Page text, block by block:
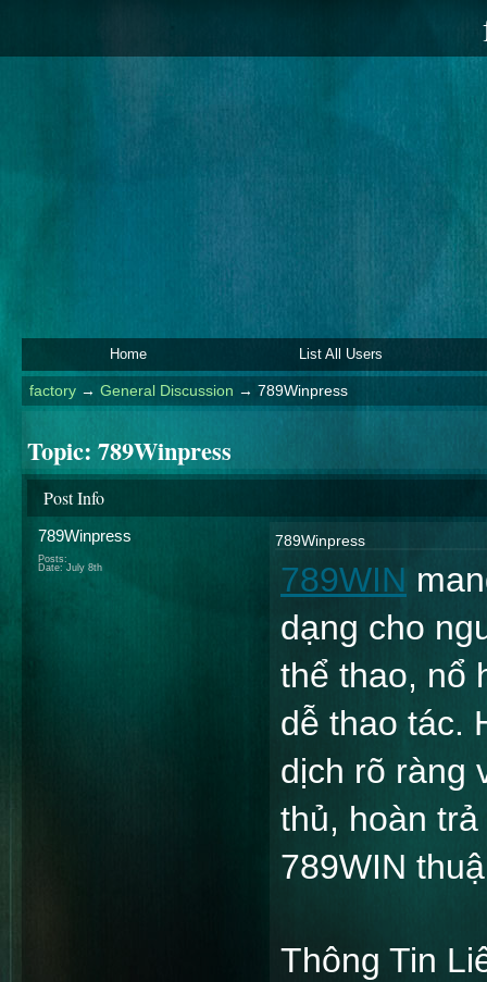
Home List All Users
factory→ General Discussion → 789Winpress
Topic: 789Winpress
Post Info
789Winpress
Posts:
Date: July 8th
789Winpress
789WIN
dạng cho
thể thao, nổ
dễ thao tác.
dịch rõ ràng
thủ, hoàn
789WIN
Thông Tin